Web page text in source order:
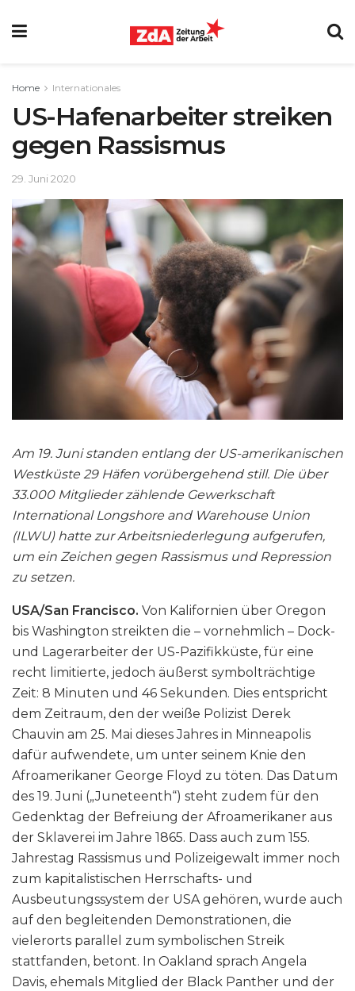
Home Internationales
US-Hafenarbeiter streiken
gegen Rassismus
29. Juni 2020
Am 19. Juni standen entlang der US-amerikanischen
Westküste 29 Häfen vorübergehend still. Die über
33.000 Mitglieder zählende Gewerkschaft
International Longshore and Warehouse Union
(ILWU) hatte zur Arbeitsniederlegung aufgerufen,
um ein Zeichen gegen Rassismus und Repression
zu setzen.
USA/San Francisco. Von Kalifornien über Oregon
bis Washington streikten die – vornehmlich – Dock-
und Lagerarbeiter der US-Pazifikküste, für eine
recht limitierte, jedoch äußerst symbolträchtige
Zeit: 8 Minuten und 46 Sekunden. Dies entspricht
dem Zeitraum, den der weiße Polizist Derek
Chauvin am 25. Mai dieses Jahres in Minneapolis
dafür aufwendete, um unter seinem Knie den
Afroamerikaner George Floyd zu töten. Das Datum
des 19. Juni („Juneteenth“) steht zudem für den
Gedenktag der Befreiung der Afroamerikaner aus
der Sklaverei im Jahre 1865. Dass auch zum 155.
Jahrestag Rassismus und Polizeigewalt immer noch
zum kapitalistischen Herrschafts- und
Ausbeutungssystem der USA gehören, wurde auch
auf den begleitenden Demonstrationen, die
vielerorts parallel zum symbolischen Streik
stattfanden, betont. In Oakland sprach Angela
Davis, ehemals Mitglied der Black Panther und der